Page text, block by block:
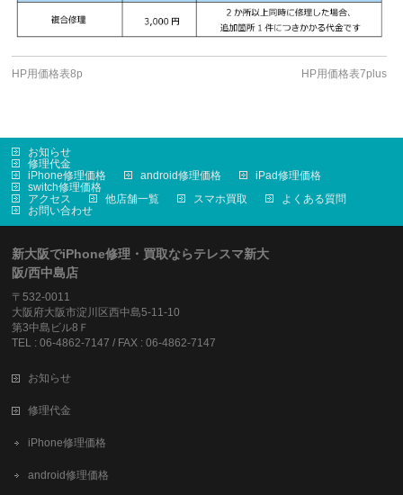
HP用価格表8p HP用価格表7plus
お知らせ
修理代金
iPhone修理価格
android修理価格
iPad修理価格
switch修理価格
アクセス
他店舗一覧 スマホ買取
よくある質問
お問い合わせ
新大阪でiPhone修理・買取ならテレスマ新大
阪/西中島店
〒532-0011
大阪府大阪市淀川区西中島5-11-10
第3中島ビル8Ｆ
TEL : 06-4862-7147 / FAX : 06-4862-7147
お知らせ
修理代金
iPhone修理価格
android修理価格